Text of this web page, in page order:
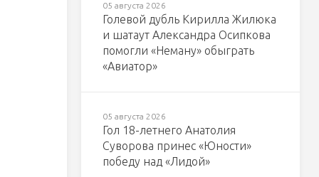
05 августа 2026
Голевой дубль Кирилла Жилюка
и шатаут Александра Осипкова
помогли «Неману» обыграть
«Авиатор»
05 августа 2026
Гол 18-летнего Анатолия
Суворова принес «Юности»
победу над «Лидой»